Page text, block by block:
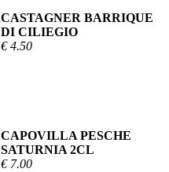
CASTAGNER BARRIQUE
DI CILIEGIO
€ 4.50
CAPOVILLA PESCHE
SATURNIA 2CL
€ 7.00